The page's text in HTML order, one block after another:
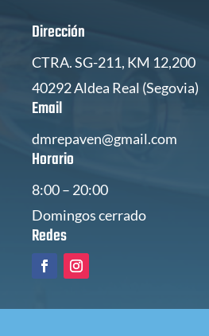
Dirección
CTRA. SG-211, KM 12,200
40292 Aldea Real (Segovia)
Email
dmrepaven@gmail.com
Horario
8:00 – 20:00
Domingos cerrado
Redes